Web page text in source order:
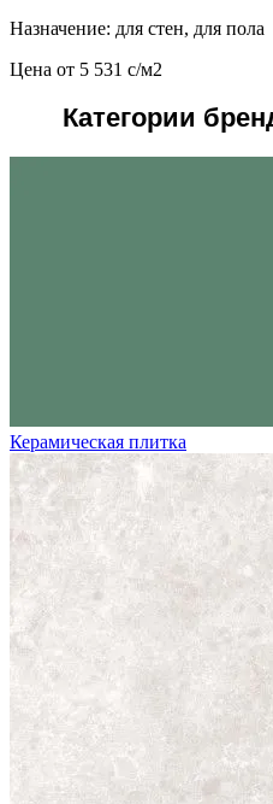
Назначение: для стен, для пола
Цена от 5 531 c/м2
Категории
Керамическая плитка